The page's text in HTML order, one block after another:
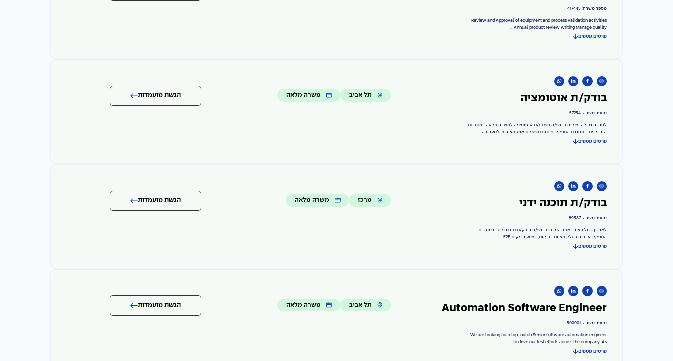
מספר משרה: 417445
Review and Approval of equipment and process validation activities
Annual product review writing Manage quality...
פרטים נוספים
בודק/ת אוטומציה
מספר משרה: 57254
לחברה גדולה ויציבה דרוש/ה מפתח/ת אוטומציה למשרה מלאה במתכונת
היברידית. במסגרת התפקיד פיתוח תשתיות אוטומציה מ-0 ועבודה...
פרטים נוספים
תל אביב משרה מלאה הגשת מועמדות
בודק/ת תוכנה ידני
מספר משרה: 89587
לארגון גדול ויציב באזור המרכז דרוש/ה בודק/ת תוכנה ידני. במסגרת
התפקיד עבודה כחלק מצוות בדיקות, ביצוע בדיקות E2E...
פרטים נוספים
מרכז משרה מלאה הגשת מועמדות
Automation Software Engineer
מספר משרה: 500001
We are looking for a top–notch Senior software automation engineer
to drive our test efforts across the company. As...
פרטים נוספים
תל אביב משרה מלאה הגשת מועמדות